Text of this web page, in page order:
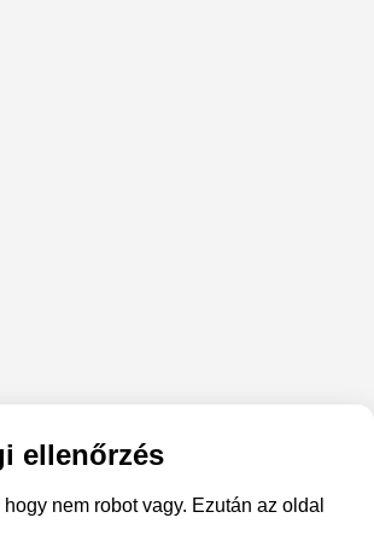
ellenőrzés
nem robot vagy. Ezután az oldal